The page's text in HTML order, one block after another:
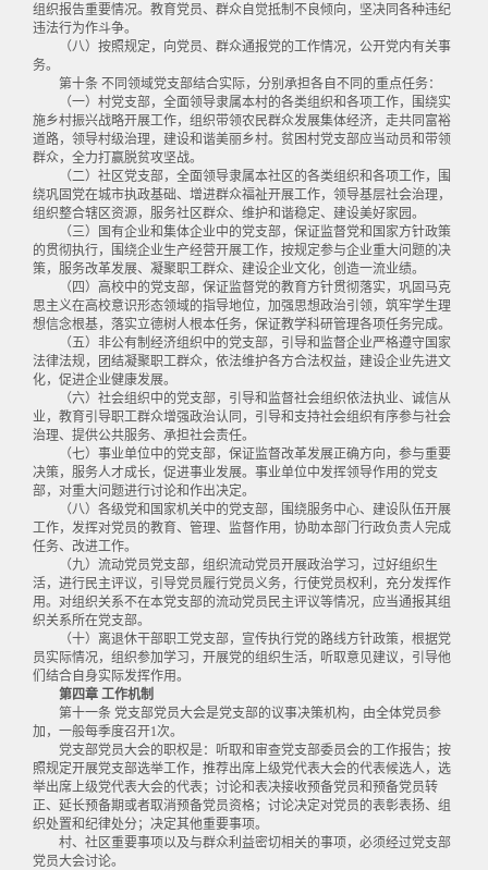
组织报告重要情况。教育党员、群众自觉抵制不良倾向，坚决同各种违纪
违法行为作斗争。
（八）按照规定，向党员、群众通报党的工作情况，公开党内有关事
务。
第十条 不同领域党支部结合实际，分别承担各自不同的重点任务：
（一）村党支部，全面领导隶属本村的各类组织和各项工作，围绕实
施乡村振兴战略开展工作，组织带领农民群众发展集体经济，走共同富裕
道路，领导村级治理，建设和谐美丽乡村。贫困村党支部应当动员和带领
群众，全力打赢脱贫攻坚战。
（二）社区党支部，全面领导隶属本社区的各类组织和各项工作，围
绕巩固党在城市执政基础、增进群众福祉开展工作，领导基层社会治理，
组织整合辖区资源，服务社区群众、维护和谐稳定、建设美好家园。
（三）国有企业和集体企业中的党支部，保证监督党和国家方针政策
的贯彻执行，围绕企业生产经营开展工作，按规定参与企业重大问题的决
策，服务改革发展、凝聚职工群众、建设企业文化，创造一流业绩。
（四）高校中的党支部，保证监督党的教育方针贯彻落实，巩固马克
思主义在高校意识形态领域的指导地位，加强思想政治引领，筑牢学生理
想信念根基，落实立德树人根本任务，保证教学科研管理各项任务完成。
（五）非公有制经济组织中的党支部，引导和监督企业严格遵守国家
法律法规，团结凝聚职工群众，依法维护各方合法权益，建设企业先进文
化，促进企业健康发展。
（六）社会组织中的党支部，引导和监督社会组织依法执业、诚信从
业，教育引导职工群众增强政治认同，引导和支持社会组织有序参与社会
治理、提供公共服务、承担社会责任。
（七）事业单位中的党支部，保证监督改革发展正确方向，参与重要
决策，服务人才成长，促进事业发展。事业单位中发挥领导作用的党支
部，对重大问题进行讨论和作出决定。
（八）各级党和国家机关中的党支部，围绕服务中心、建设队伍开展
工作，发挥对党员的教育、管理、监督作用，协助本部门行政负责人完成
任务、改进工作。
（九）流动党员党支部，组织流动党员开展政治学习，过好组织生
活，进行民主评议，引导党员履行党员义务，行使党员权利，充分发挥作
用。对组织关系不在本党支部的流动党员民主评议等情况，应当通报其组
织关系所在党支部。
（十）离退休干部职工党支部，宣传执行党的路线方针政策，根据党
员实际情况，组织参加学习，开展党的组织生活，听取意见建议，引导他
们结合自身实际发挥作用。
第四章 工作机制
第十一条 党支部党员大会是党支部的议事决策机构，由全体党员参
加，一般每季度召开1次。
党支部党员大会的职权是：听取和审查党支部委员会的工作报告；按
照规定开展党支部选举工作，推荐出席上级党代表大会的代表候选人，选
举出席上级党代表大会的代表；讨论和表决接收预备党员和预备党员转
正、延长预备期或者取消预备党员资格；讨论决定对党员的表彰表扬、组
织处置和纪律处分；决定其他重要事项。
村、社区重要事项以及与群众利益密切相关的事项，必须经过党支部
党员大会讨论。